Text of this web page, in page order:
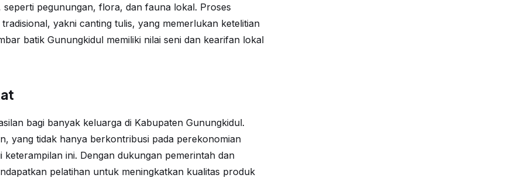
pegunungan, flora, dan fauna lokal. Proses
yakni canting tulis, yang memerlukan ketelitian
batik Gunungkidul memiliki nilai seni dan kearifan lokal
bagi banyak keluarga di Kabupaten Gunungkidul.
yang tidak hanya berkontribusi pada perekonomian
ini. Dengan dukungan pemerintah dan
pelatihan untuk meningkatkan kualitas produk